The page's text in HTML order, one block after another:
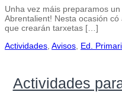
Unha vez máis preparamos
Abrentalient! Nesta ocasión có
que crearán tarxetas […]
Actividades Avisos Ed.
Actividades